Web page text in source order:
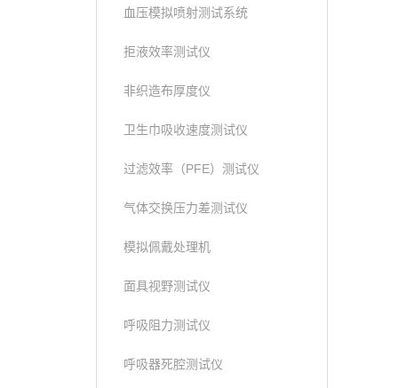
血压模拟喷射测试系统
拒液效率测试仪
非织造布厚度仪
卫生巾吸收速度测试仪
过滤效率（PFE）测试仪
气体交换压力差测试仪
模拟佩戴处理机
面具视野测试仪
呼吸阻力测试仪
呼吸器死腔测试仪